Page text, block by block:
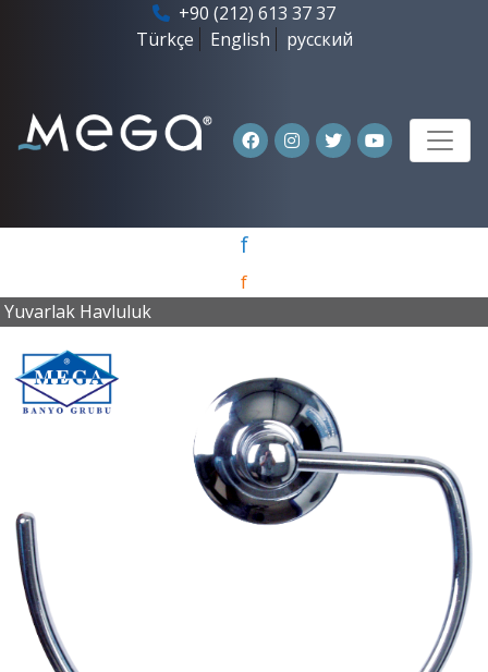
+90 (212) 613 37 37
Türkçe
English русский
f
f
Yuvarlak Havluluk